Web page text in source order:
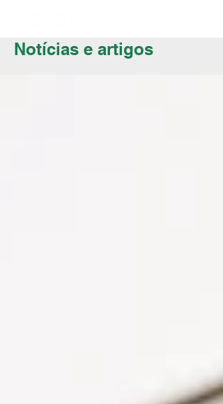
Notícias e artigos